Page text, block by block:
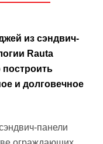
из сэндвич-
Rauta
и долговечное
панели